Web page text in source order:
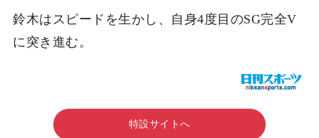
鈴木はスピードを生かし、自身4度目のSG完全V
に突き進む。
特設サイトへ